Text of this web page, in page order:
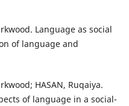
Language as social
of language and
HASAN, Ruqaiya.
of language in a social-